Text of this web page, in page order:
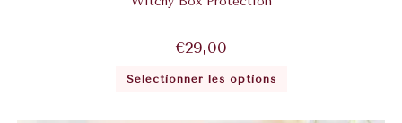
€29,00
Sélectionner les options